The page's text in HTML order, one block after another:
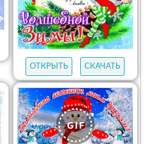
ОТКРЫТЬ СКАЧАТЬ